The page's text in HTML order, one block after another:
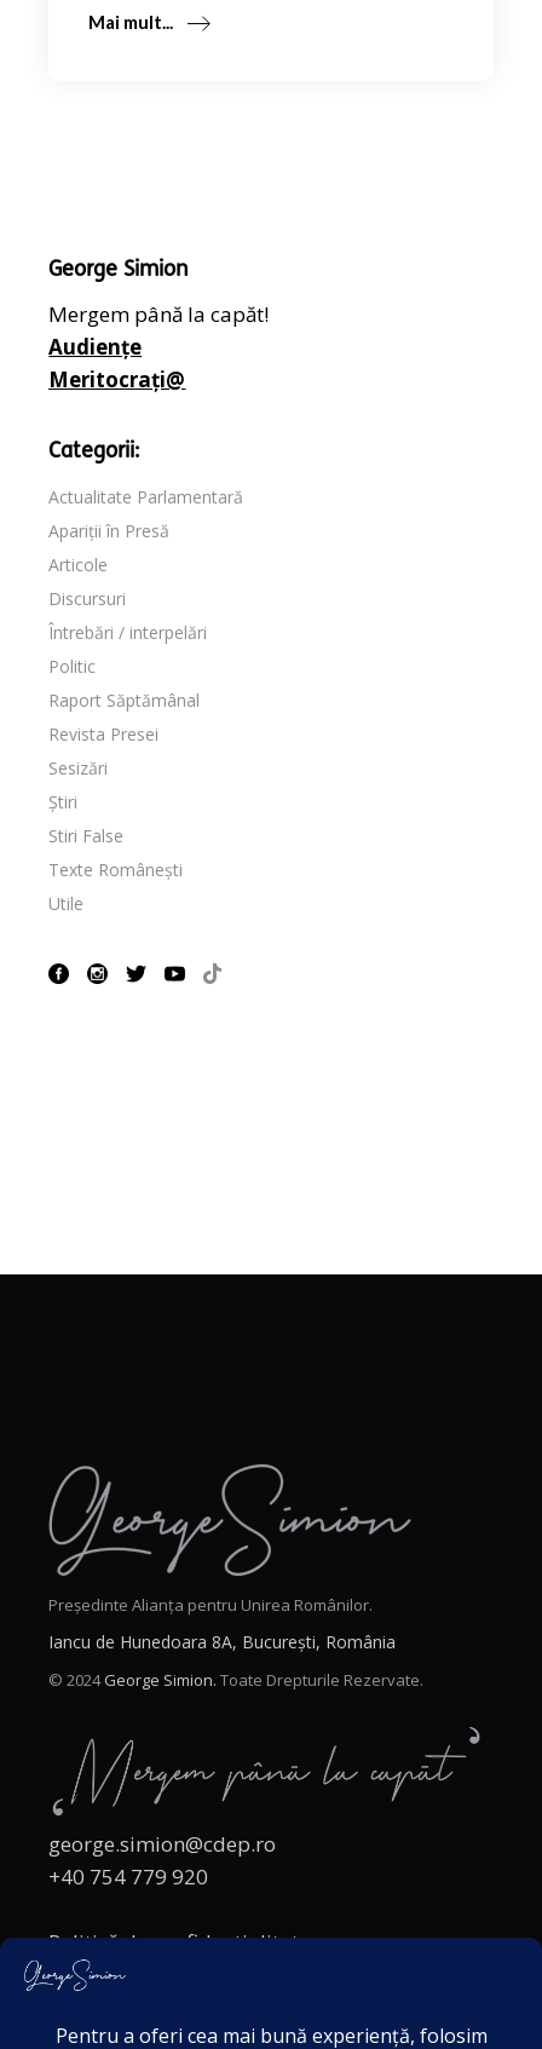
Mai mult...
George Simion
Mergem până la capăt!
Audiențe
Meritocrați@
Categorii:
Actualitate Parlamentară
Apariții în Presă
Articole
Discursuri
Întrebări / interpelări
Politic
Raport Săptămânal
Revista Presei
Sesizări
Știri
Stiri False
Texte Românești
Utile
Președinte Alianța pentru Unirea Românilor.
Iancu de Hunedoara 8A, București, România
© 2024George Simion. Toate Drepturile Rezervate.
george.simion@cdep.ro
+40 754 779 920
Politică de confidențialitate
Politica cookies
Acordul de markting